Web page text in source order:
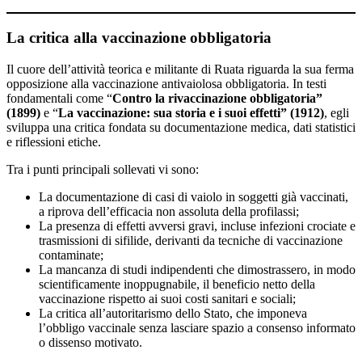
La critica alla vaccinazione obbligatoria
Il cuore dell’attività teorica e militante di Ruata riguarda la sua ferma
opposizione alla vaccinazione antivaiolosa obbligatoria. In testi
fondamentali come “Contro la rivaccinazione obbligatoria”
(1899) e “La vaccinazione: sua storia e i suoi effetti” (1912), egli
sviluppa una critica fondata su documentazione medica, dati statistici
e riflessioni etiche.
Tra i punti principali sollevati vi sono:
La documentazione di casi di vaiolo in soggetti già vaccinati,
a riprova dell’efficacia non assoluta della profilassi;
La presenza di effetti avversi gravi, incluse infezioni crociate e
trasmissioni di sifilide, derivanti da tecniche di vaccinazione
contaminate;
La mancanza di studi indipendenti che dimostrassero, in modo
scientificamente inoppugnabile, il beneficio netto della
vaccinazione rispetto ai suoi costi sanitari e sociali;
La critica all’autoritarismo dello Stato, che imponeva
l’obbligo vaccinale senza lasciare spazio a consenso informato
o dissenso motivato.